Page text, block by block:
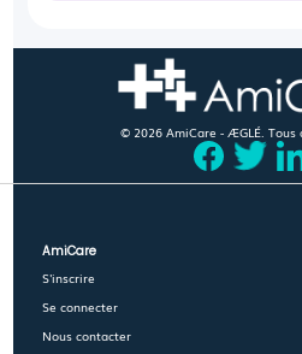
© 2026 AmiCare - ÆGLÉ. Tous
AmiCare
S'inscrire
Se connecter
Nous contacter